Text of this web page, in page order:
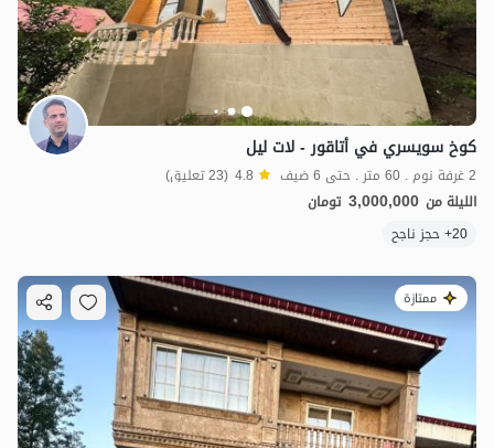
كوخ سويسري في أتاقور - لات ليل
2 غرفة نوم . 60 متر . حتى 6 ضيف 4.8 (23 تعليق)
الليلة من 3,000,000 تومان
20+ حجز ناجح
ممتازة